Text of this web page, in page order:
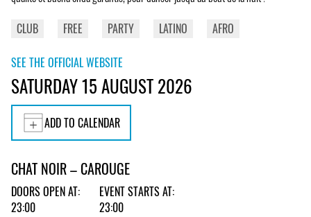
CLUB
FREE PARTY LATINO AFRO
SEE THE OFFICIAL WEBSITE
SATURDAY 15 AUGUST 2026
ADD TO CALENDAR
CHAT NOIR – CAROUGE
DOORS OPEN AT:
23:00
EVENT STARTS AT:
23:00